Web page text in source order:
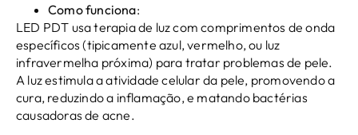
Como funciona:
LED PDT usa terapia de luz com comprimentos de onda
específicos (tipicamente azul, vermelho, ou luz
infravermelha próxima) para tratar problemas de pele.
A luz estimula a atividade celular da pele, promovendo a
cura, reduzindo a inflamação, e matando bactérias
causadoras de acne.